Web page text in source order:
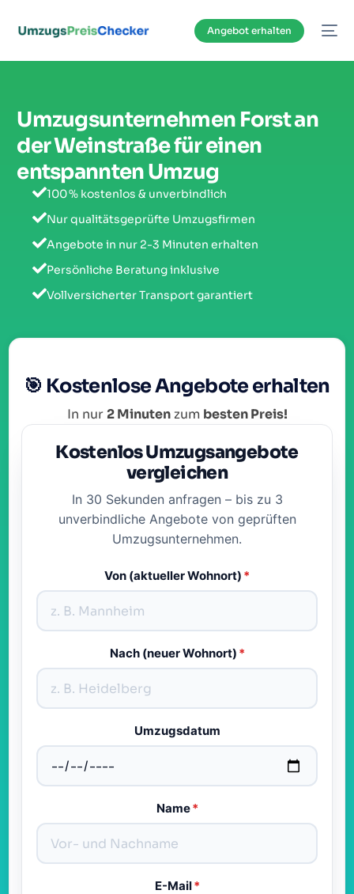
Angebot erhalten
Umzugsunternehmen Forst an
der Weinstraße für einen
entspannten Umzug
100 % kostenlos & unverbindlich
Nur qualitätsgeprüfte Umzugsfirmen
Angebote in nur 2-3 Minuten erhalten
Persönliche Beratung inklusive
Vollversicherter Transport garantiert
🎯 Kostenlose Angebote erhalten
In nur2 Minutenzum besten Preis!
Kostenlos Umzugsangebote
vergleichen
In 30 Sekunden anfragen – bis zu 3
unverbindliche Angebote von geprüften
Umzugsunternehmen.
Von (aktueller Wohnort) *
Nach (neuer Wohnort) *
Umzugsdatum
Name*
E-Mail*